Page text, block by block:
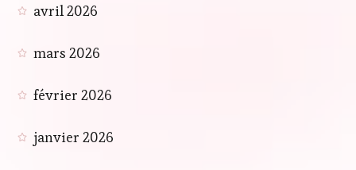
avril 2026
mars 2026
février 2026
janvier 2026